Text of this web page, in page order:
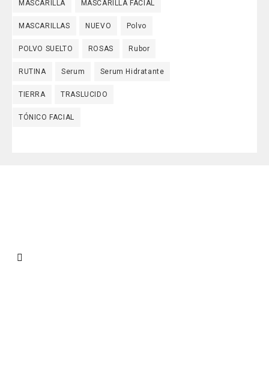
MASCARILLA MASCARILLA FACIAL
MASCARILLAS NUEVO Polvo
POLVO SUELTO ROSAS Rubor
RUTINA Serum Serum Hidratante
TIERRA TRASLUCIDO
TÓNICO FACIAL